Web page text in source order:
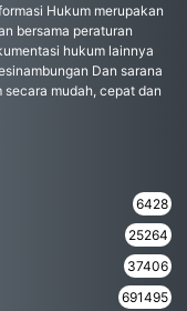
Hukum merupakan
bersama peraturan
hukum lainnya
Dan sarana
mudah, cepat dan
6428
25264
37406
691495